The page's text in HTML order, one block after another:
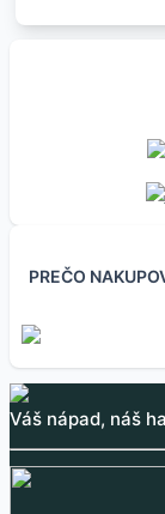
B10
polia
bodov
0.60€
PREČO
Váš nápad, náš